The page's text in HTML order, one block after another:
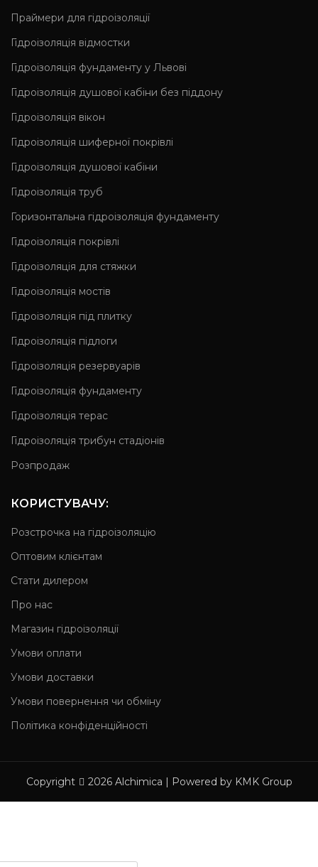
Праймери для гідроізоляції
Гідроізоляція відмостки
Гідроізоляція фундаменту у Львові
Гідроізоляція душової кабіни без піддону
Гідроізоляція вікон
Гідроізоляція шиферної покрівлі
Гідроізоляція душової кабіни
Гідроізоляція труб
Горизонтальна гідроізоляція фундаменту
Гідроізоляція покрівлі
Гідроізоляція для стяжки
Гідроізоляція мостів
Гідроізоляція під плитку
Гідроізоляція підлоги
Гідроізоляція резервуарів
Гідроізоляція фундаменту
Гідроізоляція терас
Гідроізоляція трибун стадіонів
Розпродаж
КОРИСТУВАЧУ:
Розстрочка на гідроізоляцію
Оптовим клієнтам
Стати дилером
Про нас
Магазин гідроізоляції
Умови оплати
Умови доставки
Умови повернення чи обміну
Політика конфіденційності
Copyright 2026 Alchimica | Powered by KMK Group